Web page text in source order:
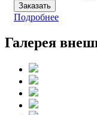
Заказать
Подробнее
Галерея